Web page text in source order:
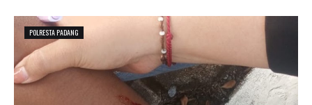
POLRESTA PADANG